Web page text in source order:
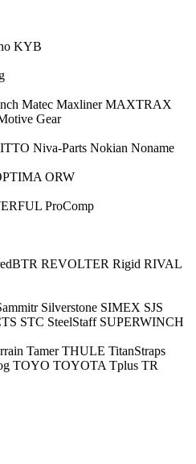
KYB
Matec Maxliner MAXTRAX
Gear
Niva-Parts Nokian Noname
ORW
ProComp
REVOLTER Rigid RIVAL
Silverstone SIMEX SJS
STC SteelStaff SUPERWINCH
Tamer THULE TitanStraps
TOYO TOYOTA Tplus TR